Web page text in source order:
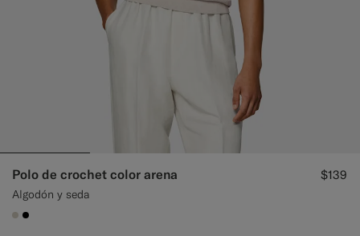
Polo de crochet color arena
Algodón y seda
$139
#D7D1C3
#000000